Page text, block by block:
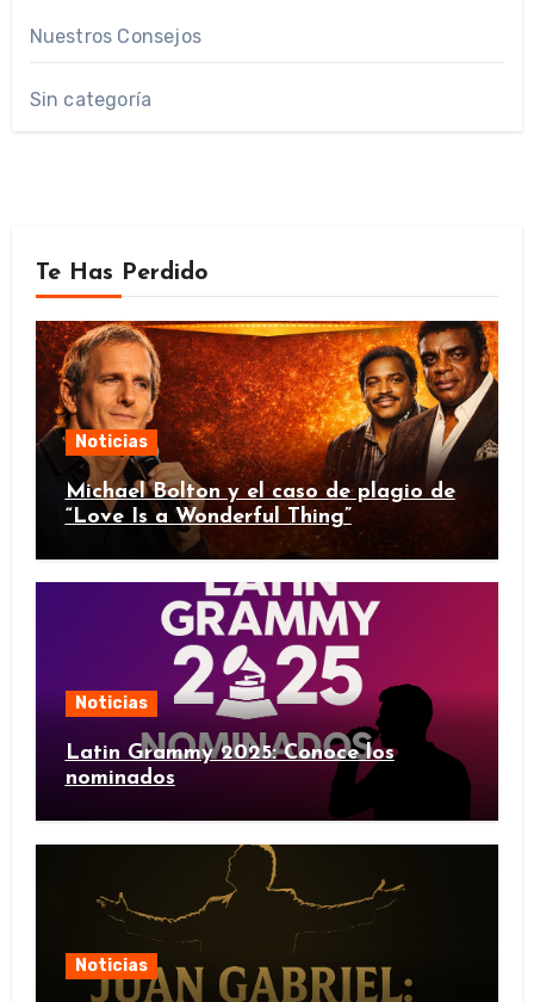
Nuestros Consejos
Sin categoría
Te Has Perdido
Noticias
Michael Bolton y el caso de plagio de
“Love Is a Wonderful Thing”
Noticias
Latin Grammy 2025: Conoce los
nominados
Noticias